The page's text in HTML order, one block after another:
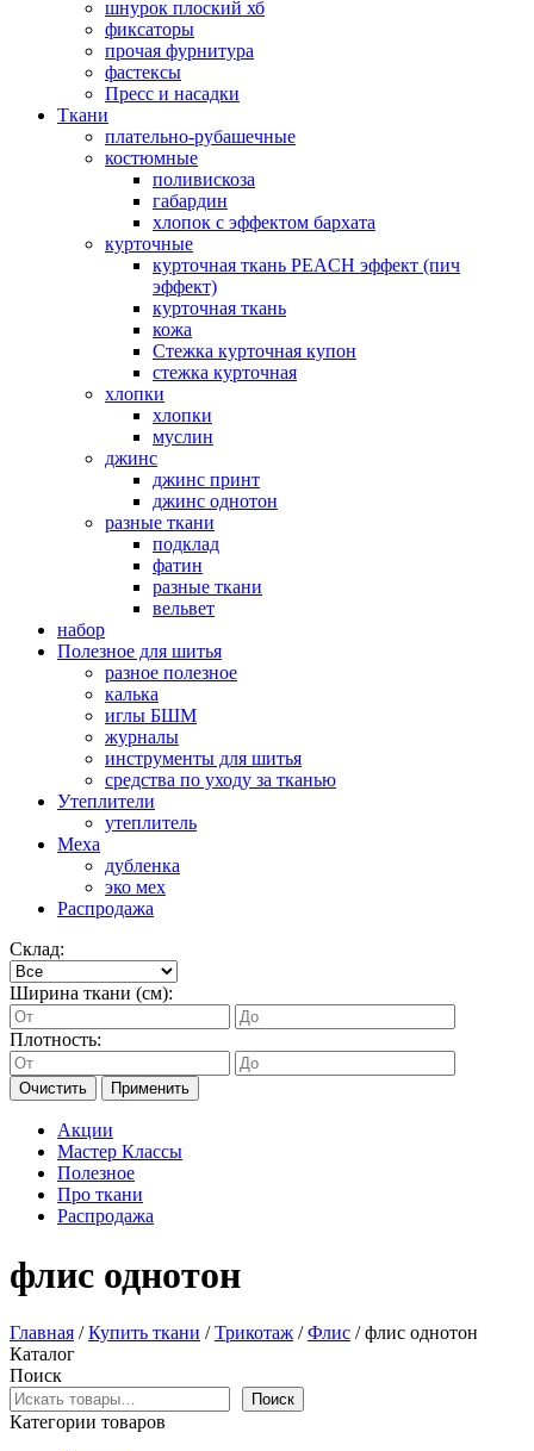
шнурок плоский хб
фиксаторы
прочая фурнитура
фастексы
Пресс и насадки
Ткани
плательно-рубашечные
костюмные
поливискоза
габардин
хлопок с эффектом бархата
курточные
курточная ткань PEACH эффект (пич
эффект)
курточная ткань
кожа
Стежка курточная купон
стежка курточная
хлопки
хлопки
муслин
джинс
джинс принт
джинс однотон
разные ткани
подклад
фатин
разные ткани
вельвет
набор
Полезное для шитья
разное полезное
калька
иглы БШМ
журналы
инструменты для шитья
средства по уходу за тканью
Утеплители
утеплитель
Меха
дубленка
эко мех
Распродажа
Склад:
Ширина ткани (см):
Плотность:
Очистить Применить
Акции
Мастер Классы
Полезное
Про ткани
Распродажа
флис однотон
Главная /Купить ткани /Трикотаж /Флис / флис однотон
Каталог
Поиск
Поиск
Категории товаров